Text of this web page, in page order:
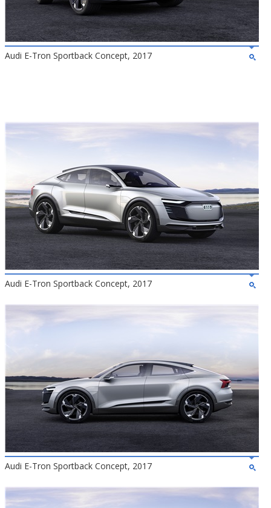
Audi E-Tron Sportback Concept, 2017
Audi E-Tron Sportback Concept, 2017
Audi E-Tron Sportback Concept, 2017